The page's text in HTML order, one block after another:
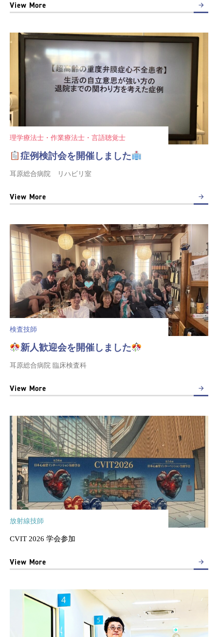
View More
理学療法士・作業療法士・言語聴覚士
症例検討会を開催しました
耳原総合病院 リハビリ室
View More
検査技師
新人歓迎会を開催しました
耳原総合病院 臨床検査科
View More
放射線技師
CVIT 2026 学会参加
View More